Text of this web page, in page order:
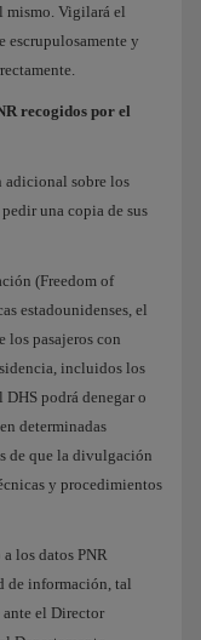
mismo. Vigilará el
escrupulosamente y
recogidos por el
adicional sobre los
una copia de sus
(Freedom of
estadounidenses, el
los pasajeros con
incluidos los
podrá denegar o
determinadas
de que la divulgación
y procedimientos
los datos PNR
de información, tal
el Director